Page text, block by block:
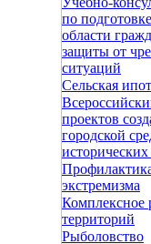
по
области
защиты от
ситуаций
Сельская
проектов
городской
экстремизма
Комплексное
территорий
Рыболовство